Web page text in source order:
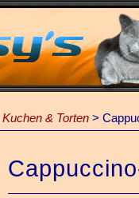
Kuchen & Torten >